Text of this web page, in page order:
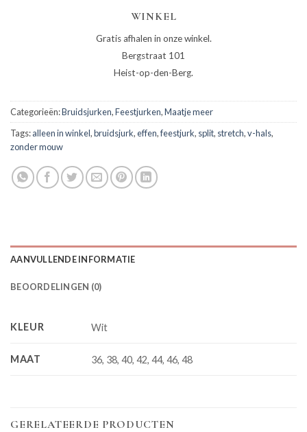
WINKEL
Gratis afhalen in onze winkel.
Bergstraat 101
Heist-op-den-Berg.
Categorieën:Bruidsjurken,Feestjurken,Maatje meer
Tags:alleen in winkel,bruidsjurk,effen,feestjurk, split, stretch,v-hals,
zonder mouw
AANVULLENDE INFORMATIE
BEOORDELINGEN (0)
KLEUR Wit
MAAT 36, 38, 40, 42, 44, 46, 48
GERELATEERDE PRODUCTEN